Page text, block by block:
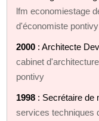
lfm economiestage
d'économiste pontivy
2000 : Architecte
cabinet
pontivy
1998 : Secrétaire de
services techniques